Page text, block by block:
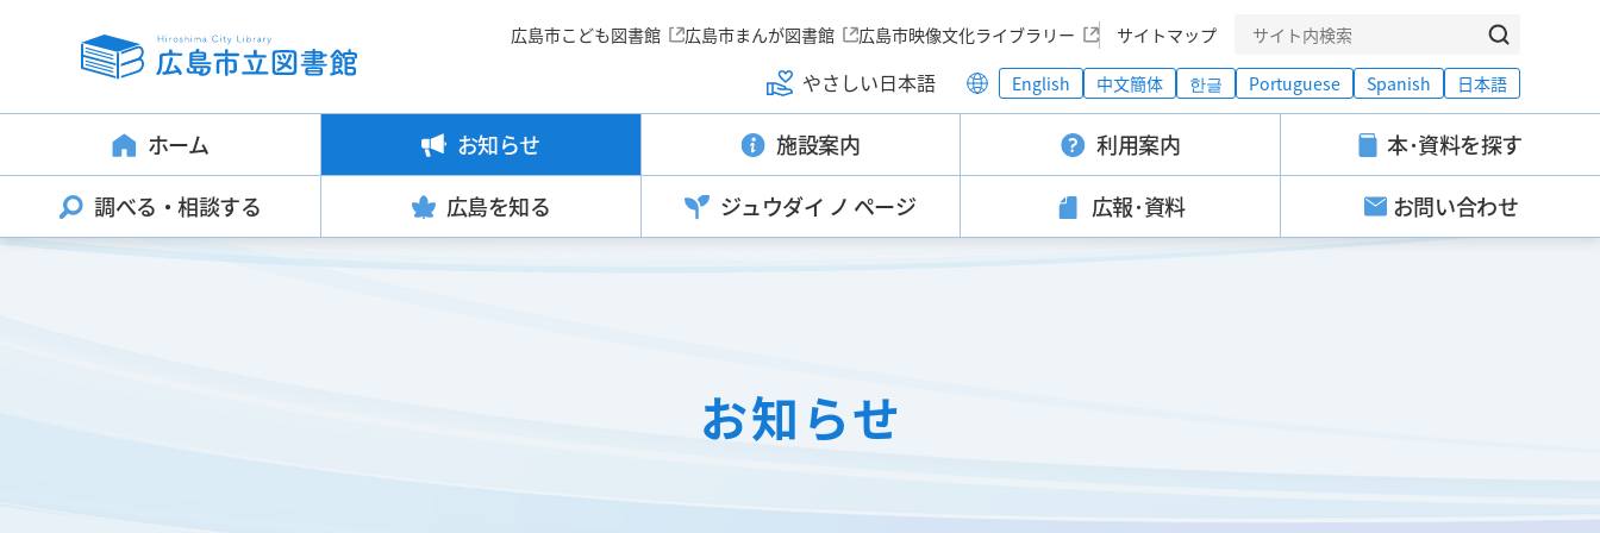
広島市こども図書館 広島市まんが図書館 広島市映像文化ライブラリー サイトマップ
やさしい日本語 English 中文簡体 한글 Portuguese Spanish 日本語
ホーム お知らせ 施設案内 利用案内
本･資料を探す
調べる・相談する 広島を知る ジュウダイ ノ ページ 広報･資料 お問い合わせ
お知らせ